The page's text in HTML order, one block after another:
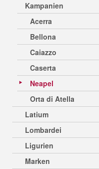
Kampanien
Acerra
Bellona
Caiazzo
Caserta
Neapel
Orta di Atella
Latium
Lombardei
Ligurien
Marken